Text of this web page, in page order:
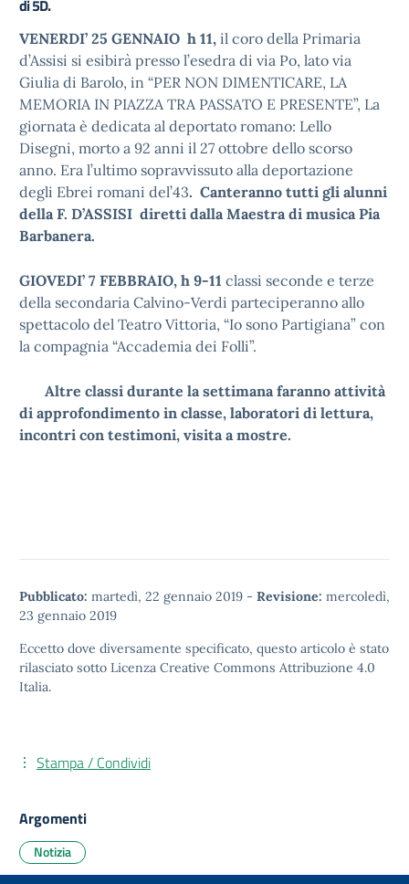
di 5D.
VENERDI’ 25 GENNAIO h 11, il coro della Primaria
d’Assisi si esibirà presso l’esedra di via Po, lato via
Giulia di Barolo, in “PER NON DIMENTICARE, LA
MEMORIA IN PIAZZA TRA PASSATO E PRESENTE”, La
giornata è dedicata al deportato romano: Lello
Disegni, morto a 92 anni il 27 ottobre dello scorso
anno. Era l’ultimo sopravvissuto alla deportazione
degli Ebrei romani del’43. Canteranno tutti gli alunni
della F. D’ASSISI diretti dalla Maestra di musica Pia
Barbanera.
GIOVEDI’ 7 FEBBRAIO, h 9-11 classi seconde e terze
della secondaria Calvino-Verdi parteciperanno allo
spettacolo del Teatro Vittoria, “Io sono Partigiana” con
la compagnia “Accademia dei Folli”.
Altre classi durante la settimana faranno attività
di approfondimento in classe, laboratori di lettura,
incontri con testimoni, visita a mostre.
Pubblicato: martedì, 22 gennaio 2019 - Revisione: mercoledì,
23 gennaio 2019
Eccetto dove diversamente specificato, questo articolo è stato
rilasciato sotto Licenza Creative Commons Attribuzione 4.0
Italia.
Stampa / Condividi
Argomenti
Notizia